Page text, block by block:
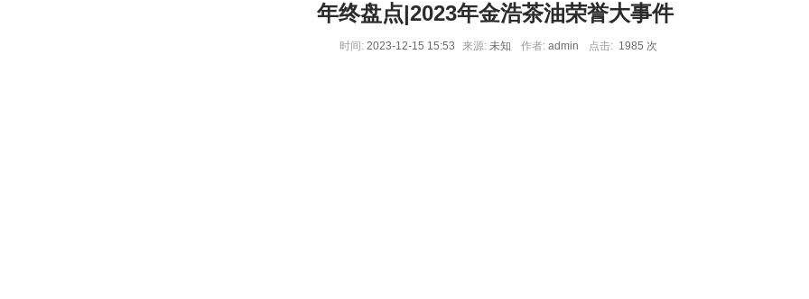
年终盘点|2023年金浩茶油荣誉大事件
时间: 2023-12-15 15:53 来源: 未知 作者: admin 点击: 1985 次